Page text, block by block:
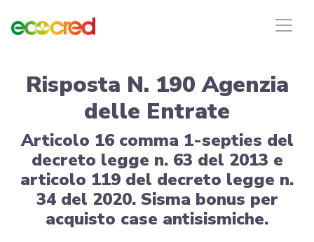
Risposta N. 190 Agenzia
delle Entrate
Articolo 16 comma 1-septies del
decreto legge n. 63 del 2013 e
articolo 119 del decreto legge n.
34 del 2020. Sisma bonus per
acquisto case antisismiche.